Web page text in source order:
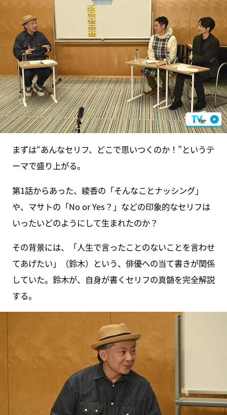
まずは“あんなセリフ、どこで思いつくのか！”というテ
ーマで盛り上がる。
第1話からあった、綾香の「そんなことナッシング」
や、マサトの「No or Yes？」などの印象的なセリフは
いったいどのようにして生まれたのか？
その背景には、「人生で言ったことのないことを言わせ
てあげたい」（鈴木）という、俳優への当て書きが関係
していた。鈴木が、自身が書くセリフの真髄を完全解説
する。